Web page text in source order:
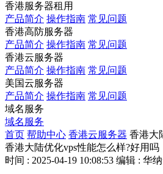
香港服务器租用
产品简介 操作指南 常见问题
香港高防服务器
产品简介 操作指南 常见问题
香港云服务器
产品简介 操作指南 常见问题
美国云服务器
产品简介 操作指南 常见问题
域名服务
域名服务
首页 帮助中心 香港云服务器 香港大
香港大陆优化vps性能怎么样?好用吗
时间 : 2025-04-19 10:08:53 编辑 : 华